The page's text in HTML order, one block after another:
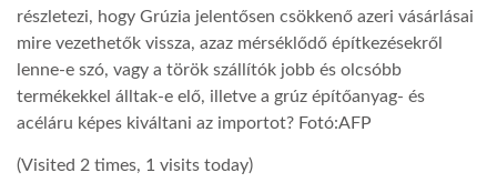
LATIMO.HU
részletezi, hogy Grúzia jelentősen csökkenő azeri vásárlásai
mire vezethetők vissza, azaz mérséklődő építkezésekről
lenne-e szó, vagy a török szállítók jobb és olcsóbb
termékekkel álltak-e elő, illetve a grúz építőanyag- és
acéláru képes kiváltani az importot? Fotó:AFP
(Visited 2 times, 1 visits today)